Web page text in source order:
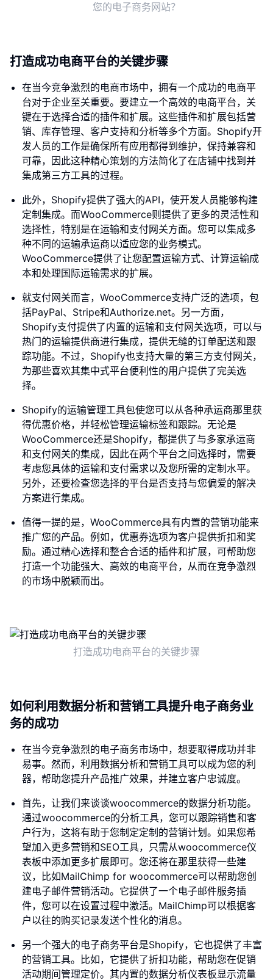
您的电子商务网站？
打造成功电商平台的关键步骤
在当今竞争激烈的电商市场中，拥有一个成功的电商平
台对于企业至关重要。要建立一个高效的电商平台，关
键在于选择合适的插件和扩展。这些插件和扩展包括营
销、库存管理、客户支持和分析等多个方面。Shopify开
发人员的工作是确保所有应用都得到维护，保持兼容和
可靠，因此这种精心策划的方法简化了在店铺中找到并
集成第三方工具的过程。
此外，Shopify提供了强大的API，使开发人员能够构建
定制集成。而WooCommerce则提供了更多的灵活性和
选择性，特别是在运输和支付网关方面。您可以集成多
种不同的运输承运商以适应您的业务模式。
WooCommerce提供了让您配置运输方式、计算运输成
本和处理国际运输需求的扩展。
就支付网关而言，WooCommerce支持广泛的选项，包
括PayPal、Stripe和Authorize.net。另一方面，
Shopify支付提供了内置的运输和支付网关选项，可以与
热门的运输提供商进行集成，提供无缝的订单配送和跟
踪功能。不过，Shopify也支持大量的第三方支付网关，
为那些喜欢其集中式平台便利性的用户提供了完美选
择。
Shopify的运输管理工具包使您可以从各种承运商那里获
得优惠价格，并轻松管理运输标签和跟踪。无论是
WooCommerce还是Shopify，都提供了与多家承运商
和支付网关的集成，因此在两个平台之间选择时，需要
考虑您具体的运输和支付需求以及您所需的定制水平。
另外，还要检查您选择的平台是否支持与您偏爱的解决
方案进行集成。
值得一提的是，WooCommerce具有内置的营销功能来
推广您的产品。例如，优惠券选项为客户提供折扣和奖
励。通过精心选择和整合合适的插件和扩展，可帮助您
打造一个功能强大、高效的电商平台，从而在竞争激烈
的市场中脱颖而出。
打造成功电商平台的关键步骤
如何利用数据分析和营销工具提升电子商务业
务的成功
在当今竞争激烈的电子商务市场中，想要取得成功并非
易事。然而，利用数据分析和营销工具可以成为您的利
器，帮助您提升产品推广效果，并建立客户忠诚度。
首先，让我们来谈谈woocommerce的数据分析功能。
通过woocommerce的分析工具，您可以跟踪销售和客
户行为，这将有助于您制定定制的营销计划。如果您希
望加入更多营销和SEO工具，只需从woocommerce仪
表板中添加更多扩展即可。您还将在那里获得一些建
议，比如MailChimp for woocommerce可以帮助您创
建电子邮件营销活动。它提供了一个电子邮件服务插
件，您可以在设置过程中激活。MailChimp可以根据客
户以往的购买记录发送个性化的消息。
另一个强大的电子商务平台是Shopify，它也提供了丰富
的营销工具。比如，它提供了折扣功能，帮助您在促销
活动期间管理定价。其内置的数据分析仪表板显示流量